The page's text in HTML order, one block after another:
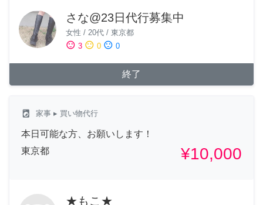
さな@23日代行募集中
女性 / 20代 / 東京都
sentiment_satisfied 3 sentiment_neutral 0 sentiment_dissatisfied 0
終了
local_laundry_service 家事 ▸ 買い物代行
本日可能な方、お願いします！
東京都
¥10,000
★もこ★